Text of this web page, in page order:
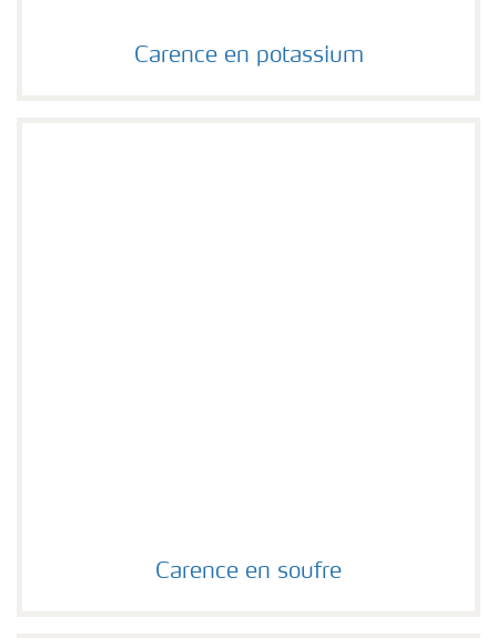
Carence en potassium
Carence en potassium
Carence en soufre
Carence en soufre